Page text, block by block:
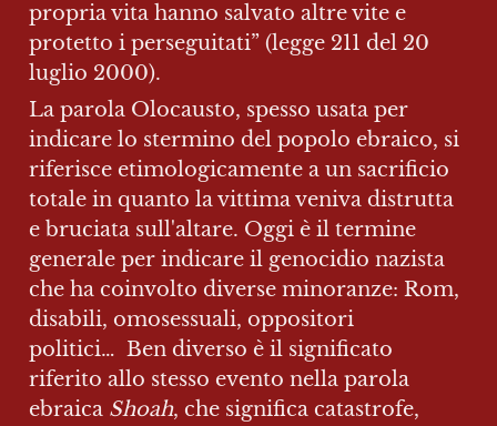
propria vita hanno salvato altre vite e
protetto i perseguitati” (legge 211 del 20
luglio 2000).
La parola Olocausto, spesso usata per
indicare lo stermino del popolo ebraico, si
riferisce etimologicamente a un sacrificio
totale in quanto la vittima veniva distrutta
e bruciata sull'altare. Oggi è il termine
generale per indicare il genocidio nazista
che ha coinvolto diverse minoranze: Rom,
disabili, omosessuali, oppositori
politici…  Ben diverso è il significato
riferito allo stesso evento nella parola
ebraica Shoah, che significa catastrofe,